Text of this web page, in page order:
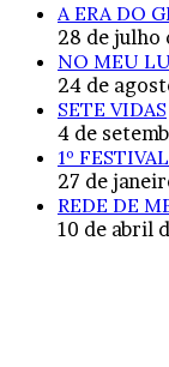
A ERA DO
28 de julho
NO MEU
24 de
SETE VIDAS
4 de
1º
27 de
REDE DE
10 de abril